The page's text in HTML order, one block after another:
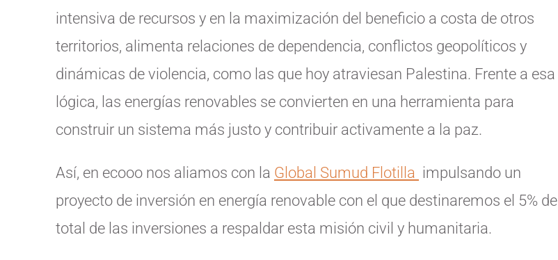
intensiva de recursos y en la maximización del beneficio a costa de otros
territorios, alimenta relaciones de dependencia, conflictos geopolíticos y
dinámicas de violencia, como las que hoy atraviesan Palestina. Frente a esa
lógica, las energías renovables se convierten en una herramienta para
construir un sistema más justo y contribuir activamente a la paz.
Así, en ecooo nos aliamos con la Global Sumud Flotilla impulsando un
proyecto de inversión en energía renovable con el que destinaremos el 5% del
total de las inversiones a respaldar esta misión civil y humanitaria.